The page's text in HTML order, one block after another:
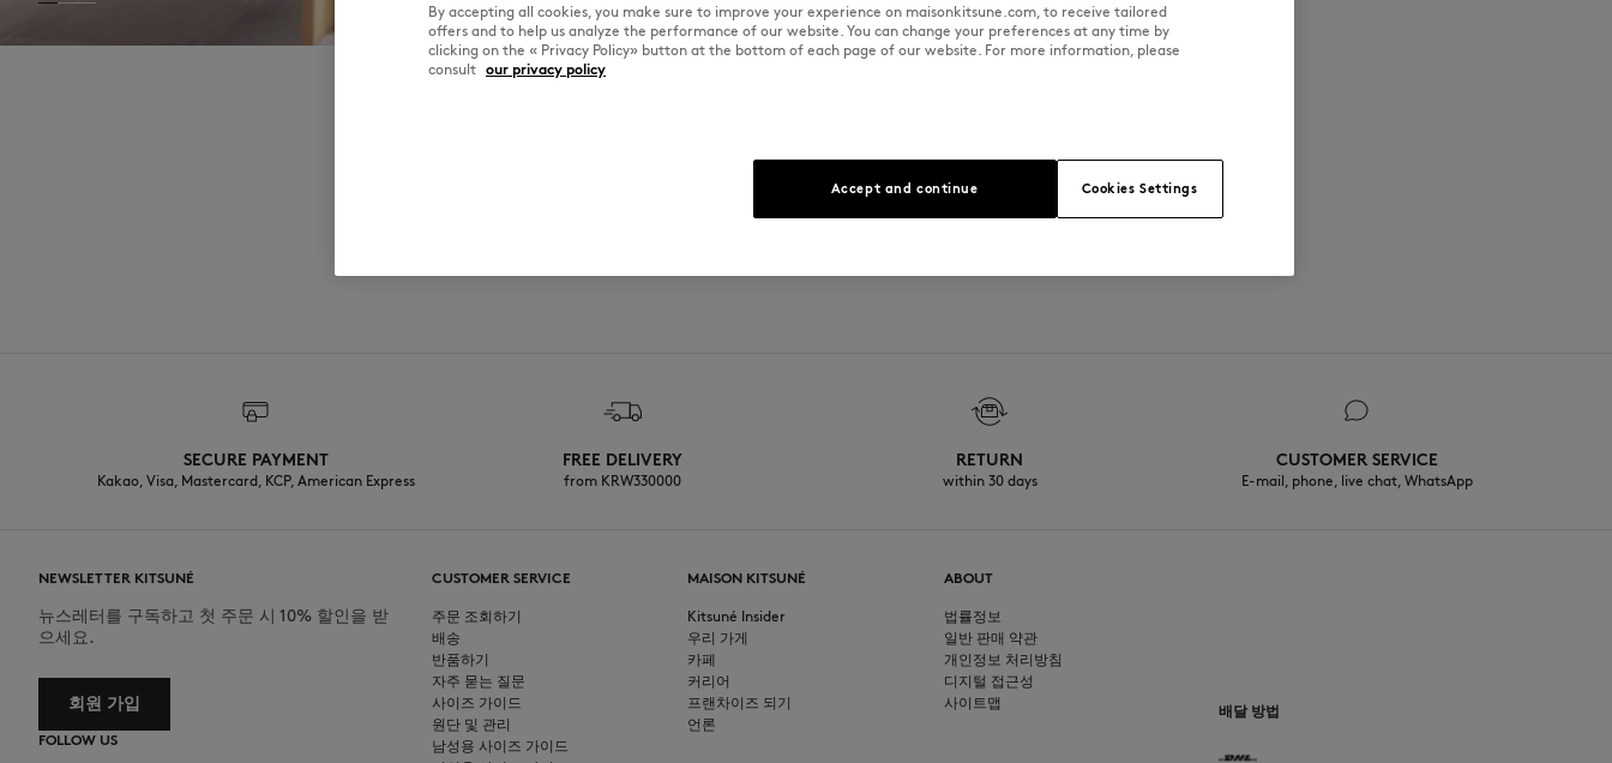
SECURE PAYMENT
Kakao, Visa, Mastercard, KCP, American Express
FREE DELIVERY
from KRW330000
RETURN
within 30 days
CUSTOMER SERVICE
E-mail, phone, live chat, WhatsApp
NEWSLETTER KITSUNÉ
뉴스레터를 구독하고 첫 주문 시 10% 할인을 받
으세요.
회원 가입
FOLLOW US
CUSTOMER SERVICE
주문 조회하기
배송
반품하기
자주 묻는 질문
사이즈 가이드
원단 및 관리
남성용 사이즈 가이드
MAISON KITSUNÉ
Kitsuné Insider
우리 가게
카페
커리어
프랜차이즈 되기
언론
ABOUT
법률정보
일반 판매 약관
개인정보 처리방침
디지털 접근성
사이트맵
배달 방법
By accepting all cookies, you make sure to improve your experience on maisonkitsune.com, to receive tailored
offers and to help us analyze the performance of our website. You can change your preferences at any time by
clicking on the « Privacy Policy» button at the bottom of each page of our website. For more information, please
consult our privacy policy
Cookies Settings
Accept and continue